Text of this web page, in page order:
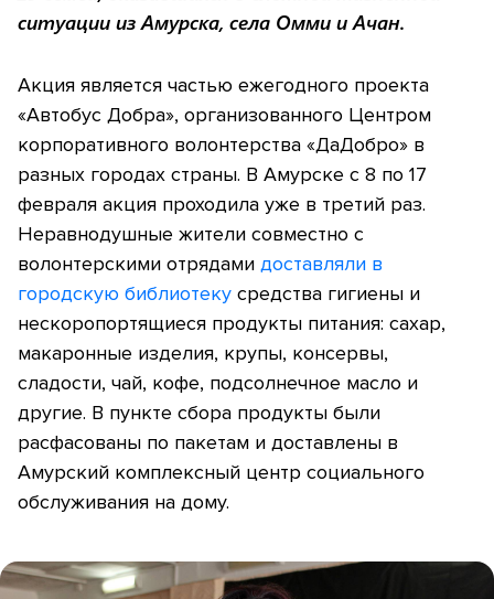
ситуации из Амурска, села Омми и Ачан.
Акция является частью ежегодного проекта
«Автобус Добра», организованного Центром
корпоративного волонтерства «ДаДобро» в
разных городах страны. В Амурске с 8 по 17
февраля акция проходила уже в третий раз.
Неравнодушные жители совместно с
волонтерскими отрядами доставляли в
городскую библиотеку средства гигиены и
нескоропортящиеся продукты питания: сахар,
макаронные изделия, крупы, консервы,
сладости, чай, кофе, подсолнечное масло и
другие. В пункте сбора продукты были
расфасованы по пакетам и доставлены в
Амурский комплексный центр социального
обслуживания на дому.